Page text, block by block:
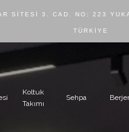
SITESI 3. CAD. NO: 223
TÜRKIYE
Koltuk
Takımı
Sehpa Berjer